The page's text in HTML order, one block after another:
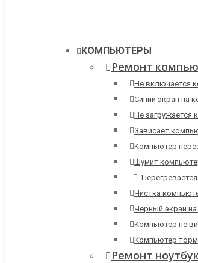
КОМПЬЮТЕРЫ
Ремонт
Не включается
Синий экран на
Не загружается
Зависает
Компьютер
Шумит
Чистка
Черный экран
Компьютер не
Компьютер
Ремонт